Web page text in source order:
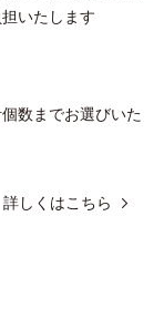
いたします
数までお選びいた
詳しくはこちら